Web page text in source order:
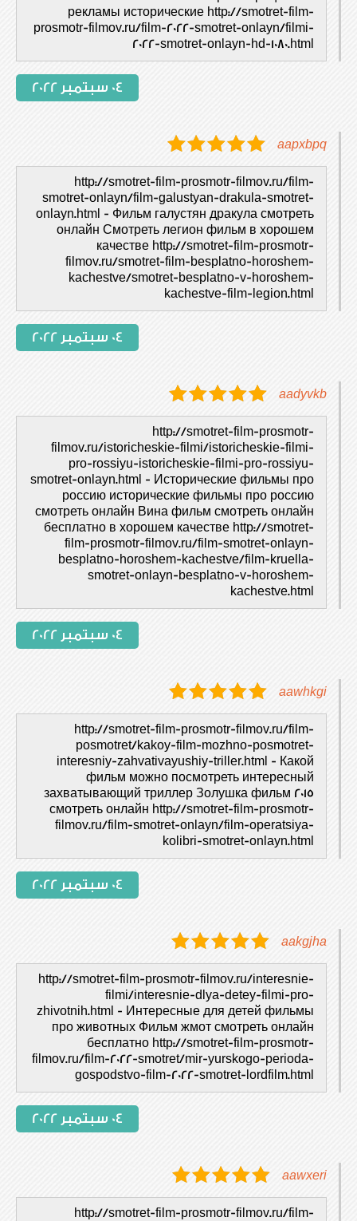
рекламы исторические http://smotret-film-
prosmotr-filmov.ru/film-2022-smotret-onlayn/filmi-
2022-smotret-onlayn-hd-1080.html
04 سبتمبر 2022
aapxbpq
http://smotret-film-prosmotr-filmov.ru/film-
smotret-onlayn/film-galustyan-drakula-smotret-
onlayn.html - Фильм галустян дракула смотреть
онлайн Смотреть легион фильм в хорошем
качестве http://smotret-film-prosmotr-
filmov.ru/smotret-film-besplatno-horoshem-
kachestve/smotret-besplatno-v-horoshem-
kachestve-film-legion.html
04 سبتمبر 2022
aadyvkb
http://smotret-film-prosmotr-
filmov.ru/istoricheskie-filmi/istoricheskie-filmi-
pro-rossiyu-istoricheskie-filmi-pro-rossiyu-
smotret-onlayn.html - Исторические фильмы про
россию исторические фильмы про россию
смотреть онлайн Вина фильм смотреть онлайн
бесплатно в хорошем качестве http://smotret-
film-prosmotr-filmov.ru/film-smotret-onlayn-
besplatno-horoshem-kachestve/film-kruella-
smotret-onlayn-besplatno-v-horoshem-
kachestve.html
04 سبتمبر 2022
aawhkgi
http://smotret-film-prosmotr-filmov.ru/film-
posmotret/kakoy-film-mozhno-posmotret-
interesniy-zahvativayushiy-triller.html - Какой
фильм можно посмотреть интересный
захватывающий триллер Золушка фильм 2015
смотреть онлайн http://smotret-film-prosmotr-
filmov.ru/film-smotret-onlayn/film-operatsiya-
kolibri-smotret-onlayn.html
04 سبتمبر 2022
aakgjha
http://smotret-film-prosmotr-filmov.ru/interesnie-
filmi/interesnie-dlya-detey-filmi-pro-
zhivotnih.html - Интересные для детей фильмы
про животных Фильм жмот смотреть онлайн
бесплатно http://smotret-film-prosmotr-
filmov.ru/film-2022-smotret/mir-yurskogo-perioda-
gospodstvo-film-2022-smotret-lordfilm.html
04 سبتمبر 2022
aawxeri
http://smotret-film-prosmotr-filmov.ru/film-